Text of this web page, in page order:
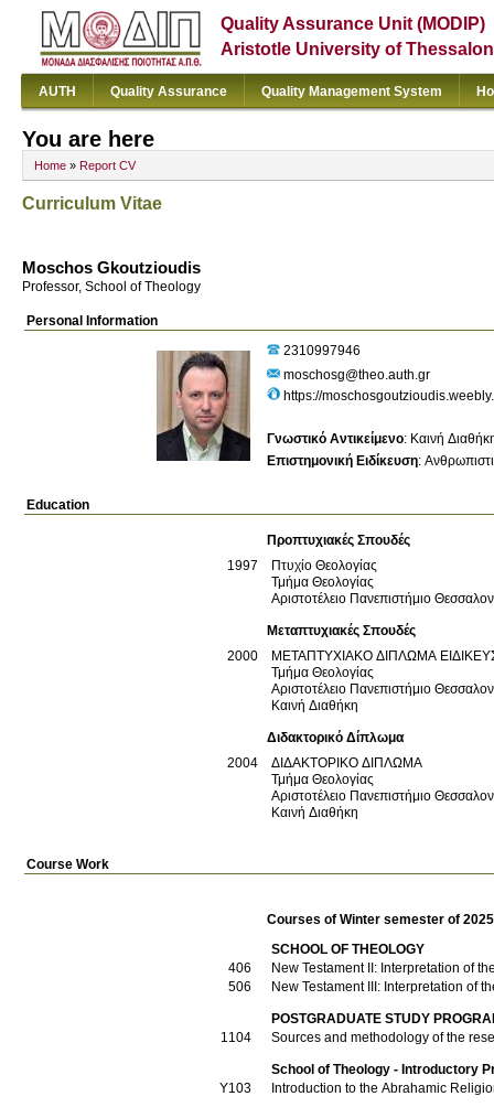
Quality Assurance Unit (MODIP)
Aristotle University of
AUTH Quality Assurance Quality Management System
You are here
Home » Report CV
Curriculum Vitae
Moschos Gkoutzioudis
Professor, School of Theology
Personal Information
2310997946
moschosg@theo.auth.gr
https://
Γνωστικό Αντικείμενο: Καινή
Επιστημονική Ειδίκευση:
Education
Προπτυχιακές Σπουδές
1997
Πτυχίο Θεολογίας
Τμήμα Θεολογίας
Αριστοτέλειο Πανεπιστήμιο
Μεταπτυχιακές Σπουδές
2000
ΜΕΤΑΠΤΥΧΙΑΚΟ ΔΙΠΛΩΜΑ
Τμήμα Θεολογίας
Αριστοτέλειο Πανεπιστήμιο
Καινή Διαθήκη
Διδακτορικό Δίπλωμα
2004
ΔΙΔΑΚΤΟΡΙΚΟ ΔΙΠΛΩΜΑ
Τμήμα Θεολογίας
Αριστοτέλειο Πανεπιστήμιο
Καινή Διαθήκη
Course Work
Courses of Winter semester of
SCHOOL OF THEOLOGY
406
New Testament II: Interpretation of
506
New Testament III: Interpretation of
POSTGRADUATE STUDY
1104
Sources and methodology of the
School of Theology - Introductory
Υ103
Introduction to the Abrahamic